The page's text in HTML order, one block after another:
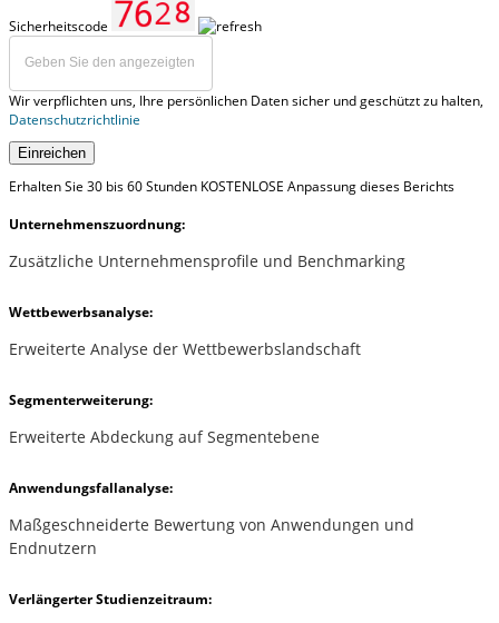
Sicherheitscode
Wir verpflichten uns, Ihre persönlichen Daten sicher und geschützt zu halten,
Datenschutzrichtlinie
Einreichen
Erhalten Sie 30 bis 60 Stunden KOSTENLOSE Anpassung dieses Berichts
Unternehmenszuordnung:
Zusätzliche Unternehmensprofile und Benchmarking
Wettbewerbsanalyse:
Erweiterte Analyse der Wettbewerbslandschaft
Segmenterweiterung:
Erweiterte Abdeckung auf Segmentebene
Anwendungsfallanalyse:
Maßgeschneiderte Bewertung von Anwendungen und
Endnutzern
Verlängerter Studienzeitraum: